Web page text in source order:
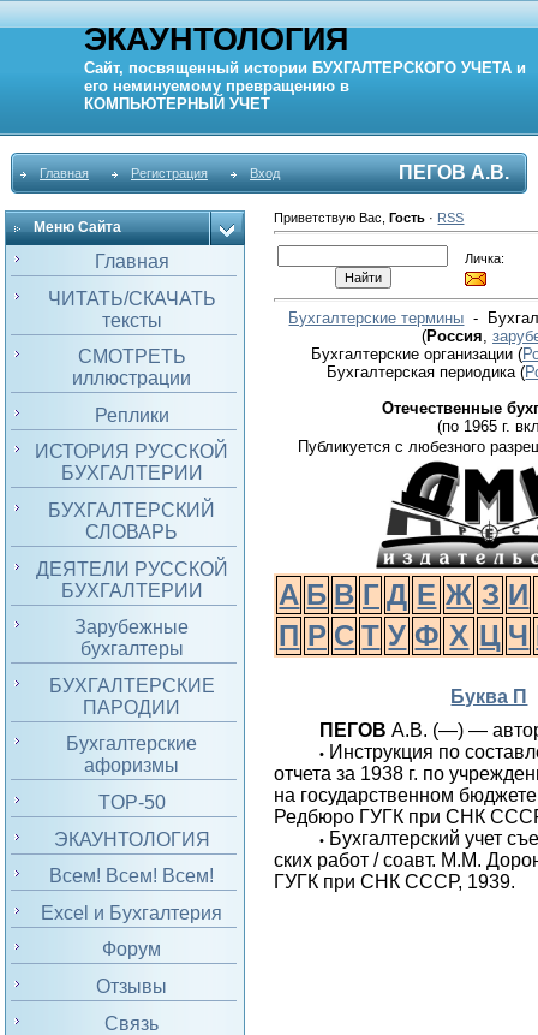
ЭКАУНТОЛОГИЯ
Сайт, посвященный истории БУХГАЛТЕРСКОГО УЧЕТА и
его неминуемому превращению в
КОМПЬЮТЕРНЫЙ УЧЕТ
Главная Регистрация Вход ПЕГОВ А.В.
Меню Сайта
Главная
ЧИТАТЬ/СКАЧАТЬ
тексты
СМОТРЕТЬ
иллюстрации
Реплики
ИСТОРИЯ РУССКОЙ
БУХГАЛТЕРИИ
БУХГАЛТЕРСКИЙ
СЛОВАРЬ
ДЕЯТЕЛИ РУССКОЙ
БУХГАЛТЕРИИ
Зарубежные
бухгалтеры
БУХГАЛТЕРСКИЕ
ПАРОДИИ
Бухгалтерские
афоризмы
TOP-50
ЭКАУНТОЛОГИЯ
Всем! Всем! Всем!
Excel и Бухгалтерия
Форум
Отзывы
Связь
Приветствую Вас ,Гость · RSS
Личка:
Бухгалтерские термины -
(Россия
Бухгалтерские организации (
Бухгалтерская периодика(
Отечественные
(по 1965 г.
Публикуется с любезного
А Б В Г Д Е Ж З И
П Р С Т У Ф Х Ц Ч
Буква П
ПЕГОВ А.В. (—) —
• Инструкция по
отчета за 1938 г. по
на государственном
Редбюро ГУГК при СНК
• Бухгалтерский учет
ских работ / соавт. М.М.
ГУГК при СНК СССР, 1939.